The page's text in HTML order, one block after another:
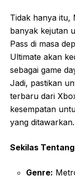
Tidak hanya itu,
banyak kejutan
Pass di masa
Ultimate akan
sebagai game
Jadi, pastikan
terbaru dari
kesempatan
yang ditawarkan.
Sekilas
Genre: